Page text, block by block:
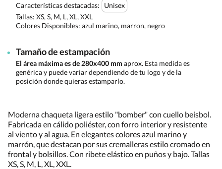
Características destacadas:
Unisex
Tallas: XS, S, M, L, XL, XXL
Colores Disponibles: azul marino, marron, negro
Tamaño de estampación
El área máxima es de 280x400 mm aprox. Esta medida es
genérica y puede variar dependiendo de tu logo y de la
posición donde quieras estamparlo.
Moderna chaqueta ligera estilo "bomber" con cuello beisbol.
Fabricada en cálido poliéster, con forro interior y resistente
al viento y al agua. En elegantes colores azul marino y
marrón, que destacan por sus cremalleras estilo cromado en
frontal y bolsillos. Con ribete elástico en puños y bajo. Tallas
XS, S, M, L, XL, XXL.